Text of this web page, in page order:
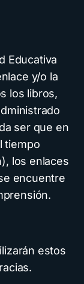
Educativa
y/o la
los libros,
ser que en
tiempo
los enlaces
encuentre
estos